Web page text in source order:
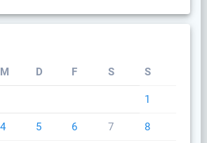
M D F S S
1
4 5 6 7 8